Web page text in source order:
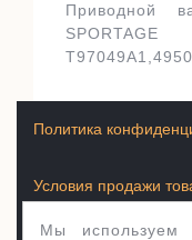
Приводной
Мы используем
Условия продажи
Политика